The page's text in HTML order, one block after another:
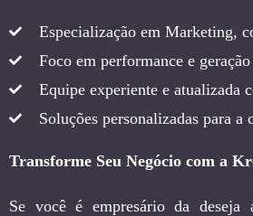
Especialização em Marketing,
Foco em performance e
Equipe experiente e atualizada
Soluções personalizadas para a
Transforme Seu Negócio com a
Se você é empresário da deseja